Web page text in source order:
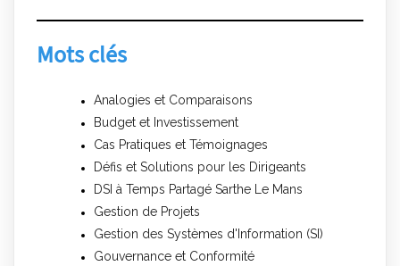
Mots clés
Analogies et Comparaisons
Budget et Investissement
Cas Pratiques et Témoignages
Défis et Solutions pour les Dirigeants
DSI à Temps Partagé Sarthe Le Mans
Gestion de Projets
Gestion des Systèmes d'Information (SI)
Gouvernance et Conformité